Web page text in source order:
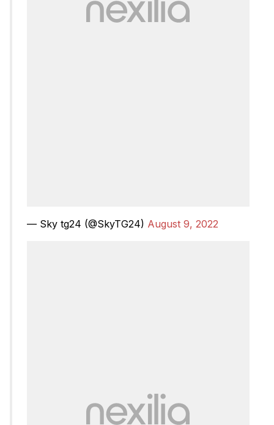
— Sky tg24 (@SkyTG24) August 9, 2022